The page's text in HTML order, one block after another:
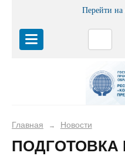
Перейти
Главная → Новости
ПОДГОТОВКА